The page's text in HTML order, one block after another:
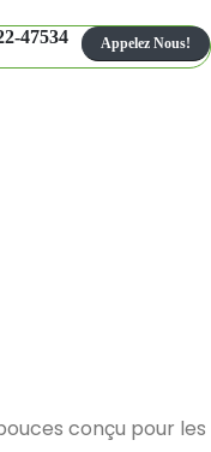
47534 Appelez Nous!
conçu pour les